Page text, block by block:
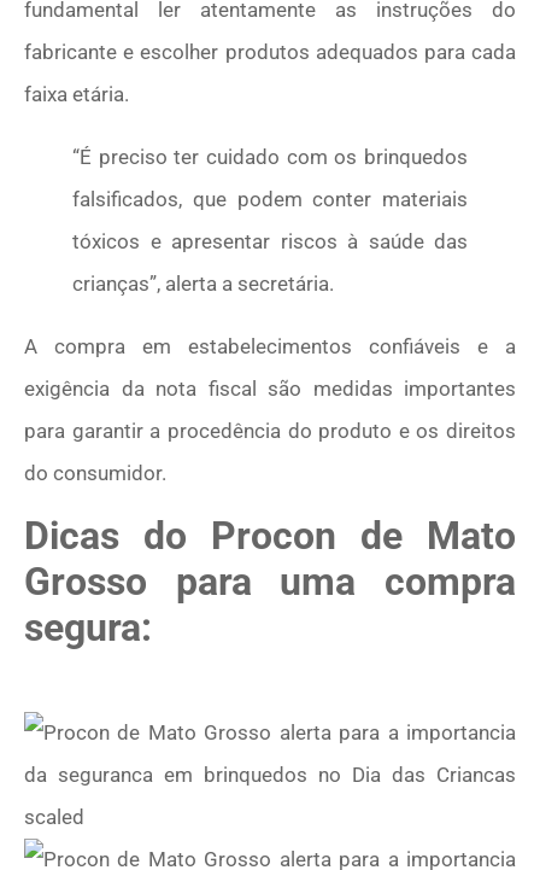
fundamental ler atentamente as instruções do
fabricante e escolher produtos adequados para cada
faixa etária.
“É preciso ter cuidado com os brinquedos
falsificados, que podem conter materiais
tóxicos e apresentar riscos à saúde das
crianças”, alerta a secretária.
A compra em estabelecimentos confiáveis e a
exigência da nota fiscal são medidas importantes
para garantir a procedência do produto e os direitos
do consumidor.
Dicas do Procon de Mato
Grosso para uma compra
segura: